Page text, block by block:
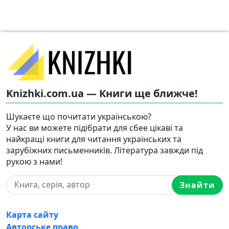
Knizhki.com.ua — Книги ще ближче!
Шукаєте що почитати українською?
У нас ви можете підібрати для сбее цікаві та
найкращі книги для читання українських та
зарубіжних письменників. Література завжди під
рукою з нами!
Знайти
Карта сайту